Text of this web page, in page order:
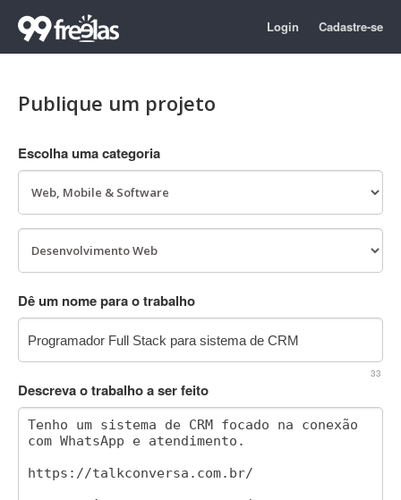
Login Cadastre-se
Publique um projeto
Escolha uma categoria
Dê um nome para o trabalho
33
Descreva o trabalho a ser feito